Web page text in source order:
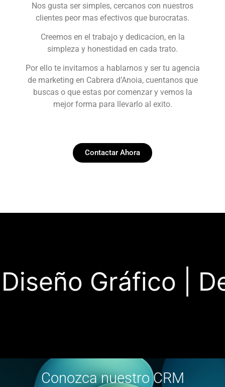
Nos gusta ser simples, cercanos con nuestros
clientes peor mas efectivos que burocratas.
Creemos en el trabajo y dedicacion, en la
simpleza y honestidad en cada trato.
Por ello te invitamos a hablarnos y ser tu agencia
de marketing en Cabrera d’Anoia, cuentanos que
buscas o que estas por comenzar y vemos la
mejor forma para llevarlo al exito.
Contactar Ahora
Gráfico |
Conozca nuestro CRM